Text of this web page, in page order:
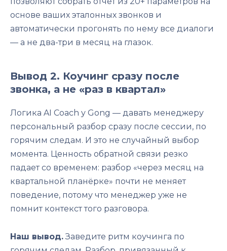
основе ваших эталонных звонков и
автоматически прогонять по нему все диалоги
— а не два-три в месяц на глазок.
Вывод 2. Коучинг сразу после
звонка, а не «раз в квартал»
Логика AI Coach у Gong — давать менеджеру
персональный разбор сразу после сессии, по
горячим следам. И это не случайный выбор
момента. Ценность обратной связи резко
падает со временем: разбор «через месяц на
квартальной планёрке» почти не меняет
поведение, потому что менеджер уже не
помнит контекст того разговора.
Наш вывод.Заведите ритм коучинга по